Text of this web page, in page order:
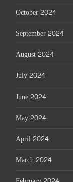
October 2024
September 2024
August 2024
July 2024
June 2024
May 2024
April 2024
March 2024